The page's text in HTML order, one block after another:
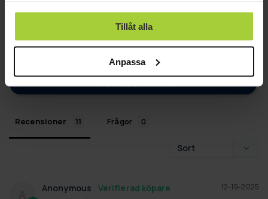
använt deras tjänster.
Tillåt alla
Anpassa
0
Recensioner Frågor
12-19-2025
Anonymous